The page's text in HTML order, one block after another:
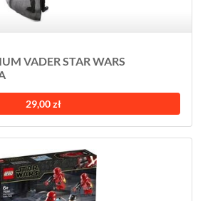
VADER STAR WARS
29,00 zł